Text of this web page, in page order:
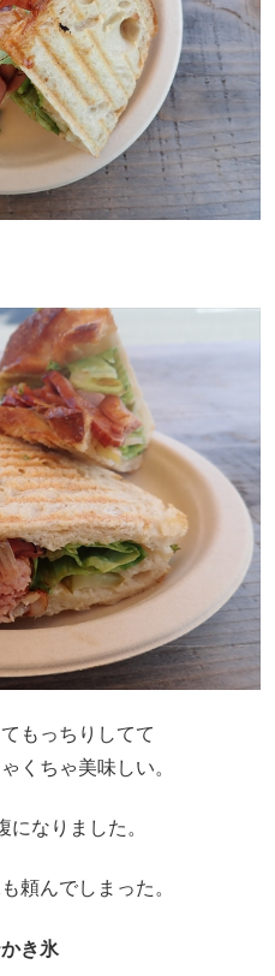
もっちりしてて
くちゃ美味しい。
なりました。
頼んでしまった。
き氷